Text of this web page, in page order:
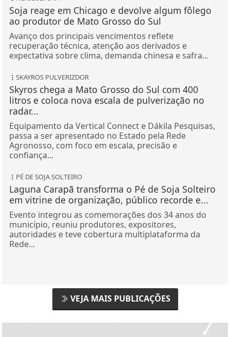
Soja reage em Chicago e devolve algum fôlego
ao produtor de Mato Grosso do Sul
Avanço dos principais vencimentos reflete
recuperação técnica, atenção aos derivados e
expectativa sobre clima, demanda chinesa e safra...
SKAYROS PULVERIZDOR
Skyros chega a Mato Grosso do Sul com 400
litros e coloca nova escala de pulverização no
radar...
Equipamento da Vertical Connect e Dákila Pesquisas,
passa a ser apresentado no Estado pela Rede
Agronosso, com foco em escala, precisão e
confiança...
PÉ DE SOJA SOLTEIRO
Laguna Carapã transforma o Pé de Soja Solteiro
em vitrine de organização, público recorde e...
Evento integrou as comemorações dos 34 anos do
município, reuniu produtores, expositores,
autoridades e teve cobertura multiplataforma da
Rede...
VEJA MAIS PUBLICAÇÕES